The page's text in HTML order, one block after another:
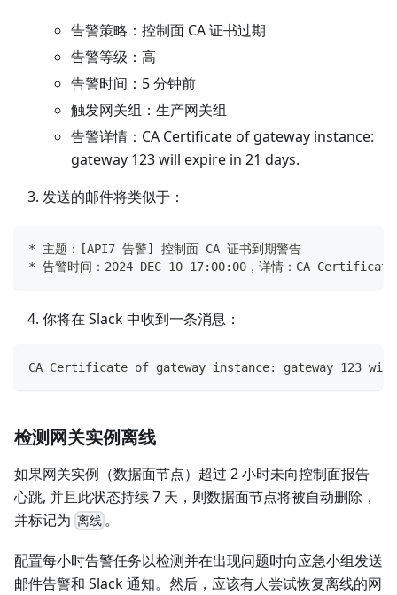
告警策略：控制面 CA 证书过期
告警等级：高
告警时间：5 分钟前
触发网关组：生产网关组
告警详情：CA Certificate of gateway instance:
gateway 123 will expire in 21 days.
发送的邮件将类似于：
* 主题：[API7 告警] 控制面 CA 证书到期警告
* 告警时间：2024 DEC 10 17:00:00，详情：CA
你将在 Slack 中收到一条消息：
CA Certificate of gateway instance: gateway 123
检测网关实例离线
如果网关实例（数据面节点）超过 2 小时未向控制面报告
心跳, 并且此状态持续 7 天，则数据面节点将被自动删除，
并标记为 离线 。
配置每小时告警任务以检测并在出现问题时向应急小组发送
邮件告警和 Slack 通知。然后，应该有人尝试恢复离线的网